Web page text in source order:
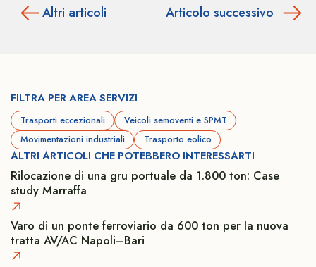
Altri articoli Articolo successivo
FILTRA PER AREA SERVIZI
Trasporti eccezionali
Veicoli semoventi e SPMT
Movimentazioni industriali
Trasporto eolico
ALTRI ARTICOLI CHE POTEBBERO INTERESSARTI
Rilocazione di una gru portuale da 1.800 ton: Case
study Marraffa
Varo di un ponte ferroviario da 600 ton per la nuova
tratta AV/AC Napoli–Bari